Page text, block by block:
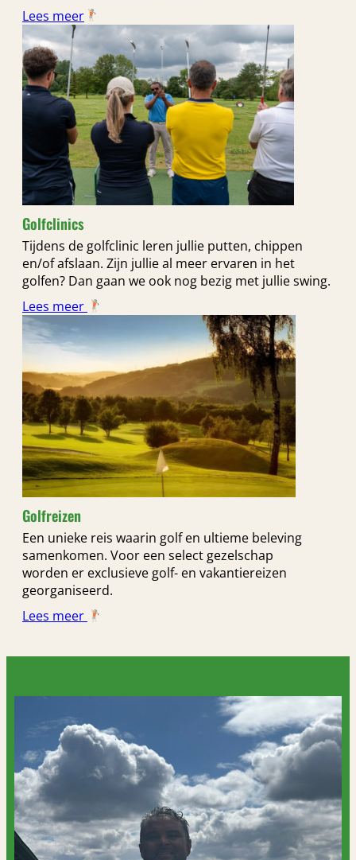
Lees meer
Golfclinics
Tijdens de golfclinic leren jullie putten, chippen
en/of afslaan. Zijn jullie al meer ervaren in het
golfen? Dan gaan we ook nog bezig met jullie swing.
Lees meer
Golfreizen
Een unieke reis waarin golf en ultieme beleving
samenkomen. Voor een select gezelschap
worden er exclusieve golf- en vakantiereizen
georganiseerd.
Lees meer